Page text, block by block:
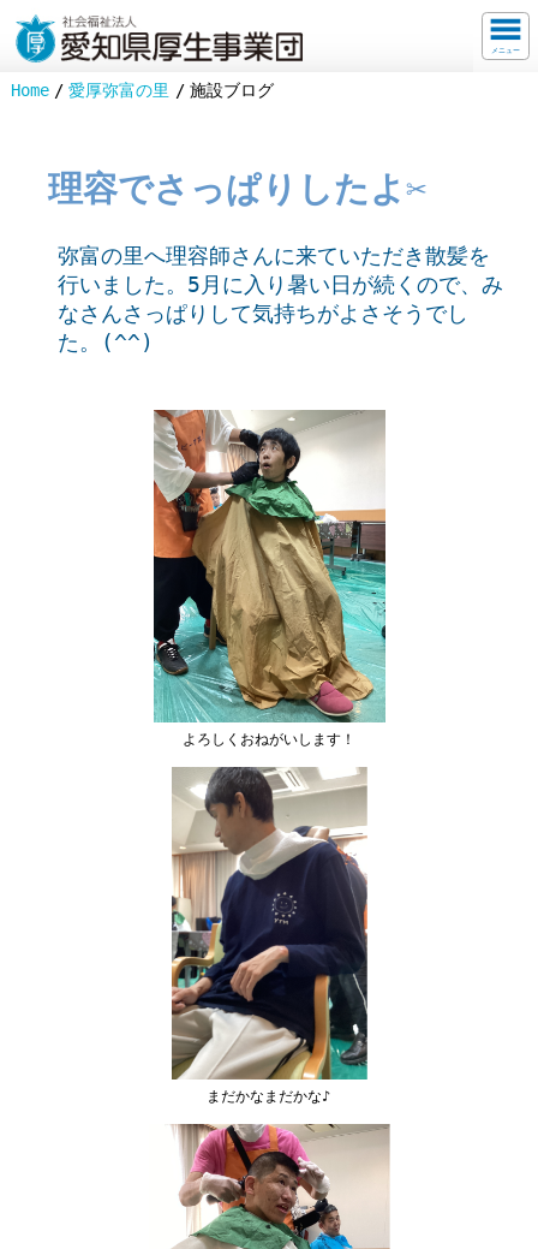
メニュー
Home 愛厚弥富の里 施設ブログ
理容でさっぱりしたよ✂
弥富の里へ理容師さんに来ていただき散髪を
行いました。5月に入り暑い日が続くので、み
なさんさっぱりして気持ちがよさそうでし
た。(^^)
よろしくおねがいします！
まだかなまだかな♪